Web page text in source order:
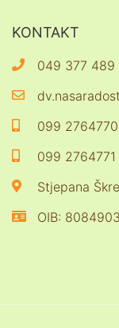
KONTAKT
049 377 489
099 2764770
099
Stjepana
OIB: